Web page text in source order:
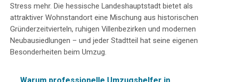
Stress mehr. Die hessische Landeshauptstadt bietet als
attraktiver Wohnstandort eine Mischung aus historischen
Gründerzeitvierteln, ruhigen Villenbezirken und modernen
Neubausiedlungen – und jeder Stadtteil hat seine eigenen
Besonderheiten beim Umzug.